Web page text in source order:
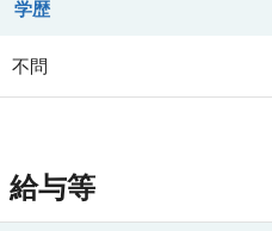
学歴
不問
給与等